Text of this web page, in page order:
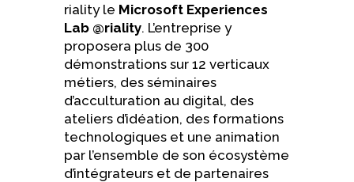
riality le Microsoft Experiences
Lab @riality. L’entreprise y
proposera plus de 300
démonstrations sur 12 verticaux
métiers, des séminaires
d’acculturation au digital, des
ateliers d’idéation, des formations
technologiques et une animation
par l’ensemble de son écosystème
d’intégrateurs et de partenaires